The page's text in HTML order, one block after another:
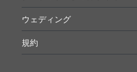
ウェディング
規約